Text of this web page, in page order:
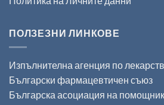
ПОЛЗЕЗНИ ЛИНКОВЕ
Изпълнителна агенция по
Български фармацевтичен съюз
Българска асоциация на